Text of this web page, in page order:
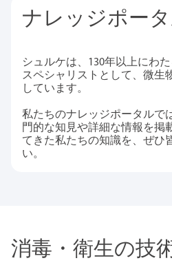
ナレッジポー
シュルケは、130年以上にわ
スペシャリストとして、微生
しています。
私たちのナレッジポータルで
門的な知見や詳細な情報を掲
てきた私たちの知識を、ぜひ
い。
消毒・衛生の技